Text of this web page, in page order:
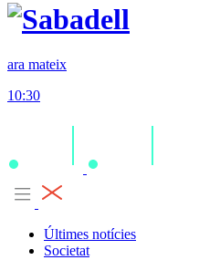
ara mateix
10:30
Últimes notícies
Societat